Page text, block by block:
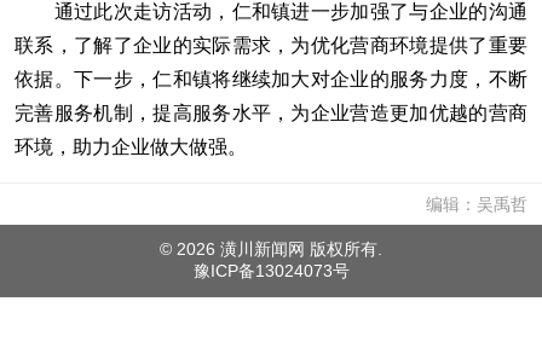
通过此次走访活动，仁和镇进一步加强了与企业的沟通
联系，了解了企业的实际需求，为优化营商环境提供了重要
依据。下一步，仁和镇将继续加大对企业的服务力度，不断
完善服务机制，提高服务水平，为企业营造更加优越的营商
环境，助力企业做大做强。
编辑：吴禹哲
© 2026 潢川新闻网 版权所有.
豫ICP备13024073号